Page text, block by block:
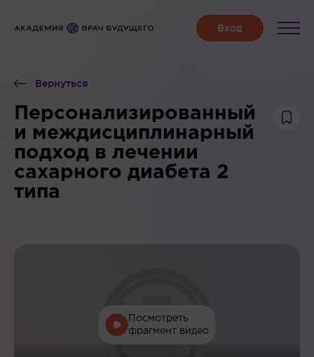
Вернуться
Персонализированный
и междисциплинарный
подход в лечении
сахарного диабета 2
типа
Посмотреть
фрагмент видео